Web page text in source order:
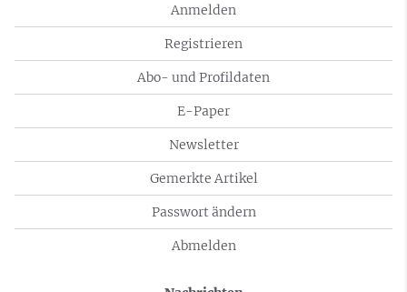
Anmelden
Registrieren
Abo- und Profildaten
E-Paper
Newsletter
Gemerkte Artikel
Passwort ändern
Abmelden